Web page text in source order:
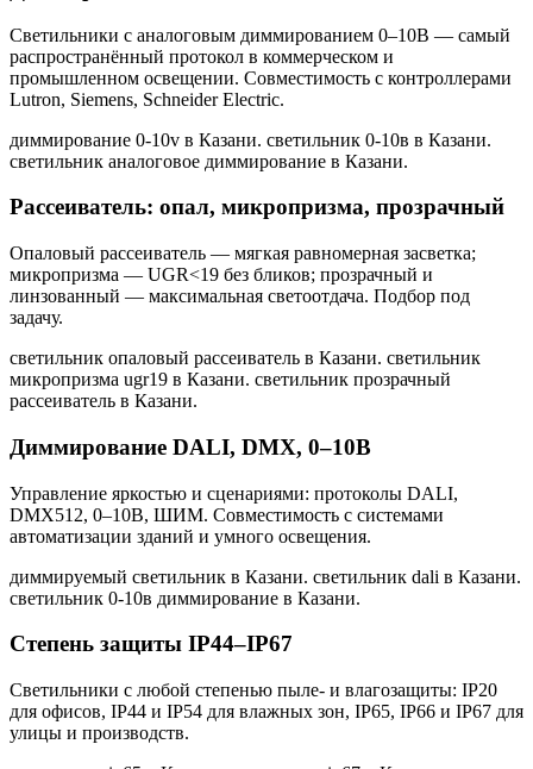
Светильники с аналоговым диммированием 0–10В — самый
распространённый протокол в коммерческом и
промышленном освещении. Совместимость с контроллерами
Lutron, Siemens, Schneider Electric.
диммирование 0-10v в Казани. светильник 0-10в в Казани.
светильник аналоговое диммирование в Казани.
Рассеиватель: опал, микропризма, прозрачный
Опаловый рассеиватель — мягкая равномерная засветка;
микропризма — UGR<19 без бликов; прозрачный и
линзованный — максимальная светоотдача. Подбор под
задачу.
светильник опаловый рассеиватель в Казани. светильник
микропризма ugr19 в Казани. светильник прозрачный
рассеиватель в Казани.
Диммирование DALI, DMX, 0–10В
Управление яркостью и сценариями: протоколы DALI,
DMX512, 0–10В, ШИМ. Совместимость с системами
автоматизации зданий и умного освещения.
диммируемый светильник в Казани. светильник dali в Казани.
светильник 0-10в диммирование в Казани.
Степень защиты IP44–IP67
Светильники с любой степенью пыле- и влагозащиты: IP20
для офисов, IP44 и IP54 для влажных зон, IP65, IP66 и IP67 для
улицы и производств.